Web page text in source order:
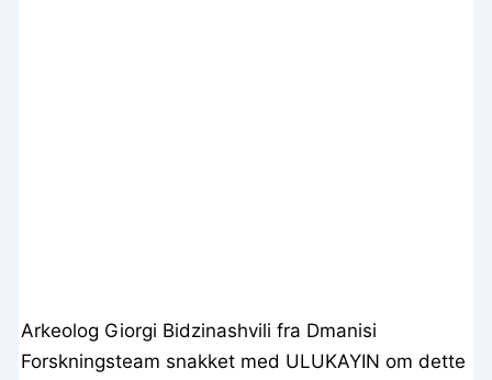
Arkeolog Giorgi Bidzinashvili fra Dmanisi
Forskningsteam snakket med ULUKAYIN om dette